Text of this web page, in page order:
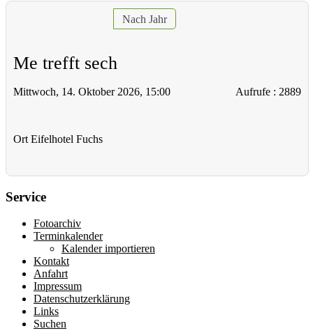
Nach Jahr
Me trefft sech
Mittwoch, 14. Oktober 2026, 15:00 Aufrufe: 2889
Ort Eifelhotel Fuchs
Service
Fotoarchiv
Terminkalender
Kalender importieren
Kontakt
Anfahrt
Impressum
Datenschutzerklärung
Links
Suchen